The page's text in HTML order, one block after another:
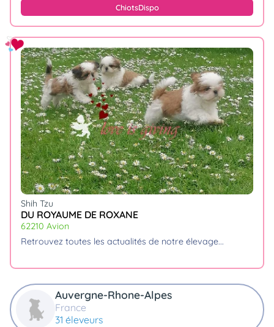
ChiotsDispo
Shih Tzu
DU ROYAUME DE ROXANE
62210 Avion
retrouvez toutes les actualités de notre élevage.
Auvergne-Rhone-Alpes
France
31 éleveurs